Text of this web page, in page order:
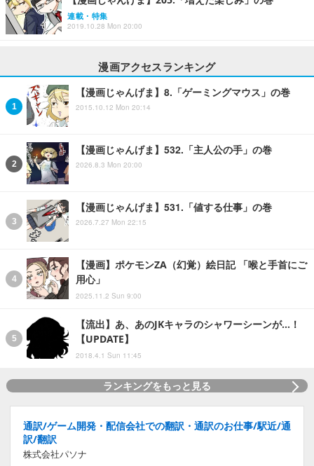
連載・特集
2019.10.28 Mon 20:00
漫画アクセスランキング
【漫画じゃんげま】8.「ゲーミングマウス」の巻
2015.10.12 Mon 20:14
【漫画じゃんげま】532.「主人公の手」の巻
2026.8.3 Mon 20:00
【漫画じゃんげま】531.「値する仕事」の巻
2026.7.27 Mon 22:15
【漫画】ポケモンZA（幻覚）絵日記 「喉と手首にご
用心」
2025.11.2 Sun 9:00
【流出】あ、あのJKキャラのシャワーシーンが…！
【UPDATE】
2018.4.1 Sun 11:45
ランキングをもっと見る
通訳/ゲーム開発・配信会社での翻訳・通訳のお仕事/駅近/通
訳/翻訳
株式会社パソナ